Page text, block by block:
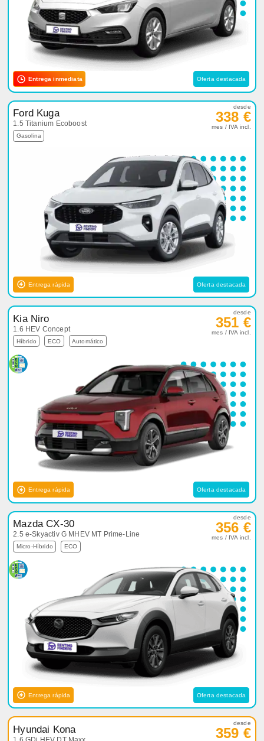
Entrega inmediata Oferta destacada
Ford Kuga
1.5 Titanium Ecoboost
Gasolina
desde
338 €
mes / IVA incl.
Entrega rápida Oferta destacada
Kia Niro
1.6 HEV Concept
Híbrido ECO Automático
desde
351 €
mes / IVA incl.
Entrega rápida Oferta destacada
Mazda CX-30
2.5 e-Skyactiv G MHEV MT Prime-Line
Micro-Híbrido ECO
desde
356 €
mes / IVA incl.
Entrega rápida Oferta destacada
Hyundai Kona
desde
359 €